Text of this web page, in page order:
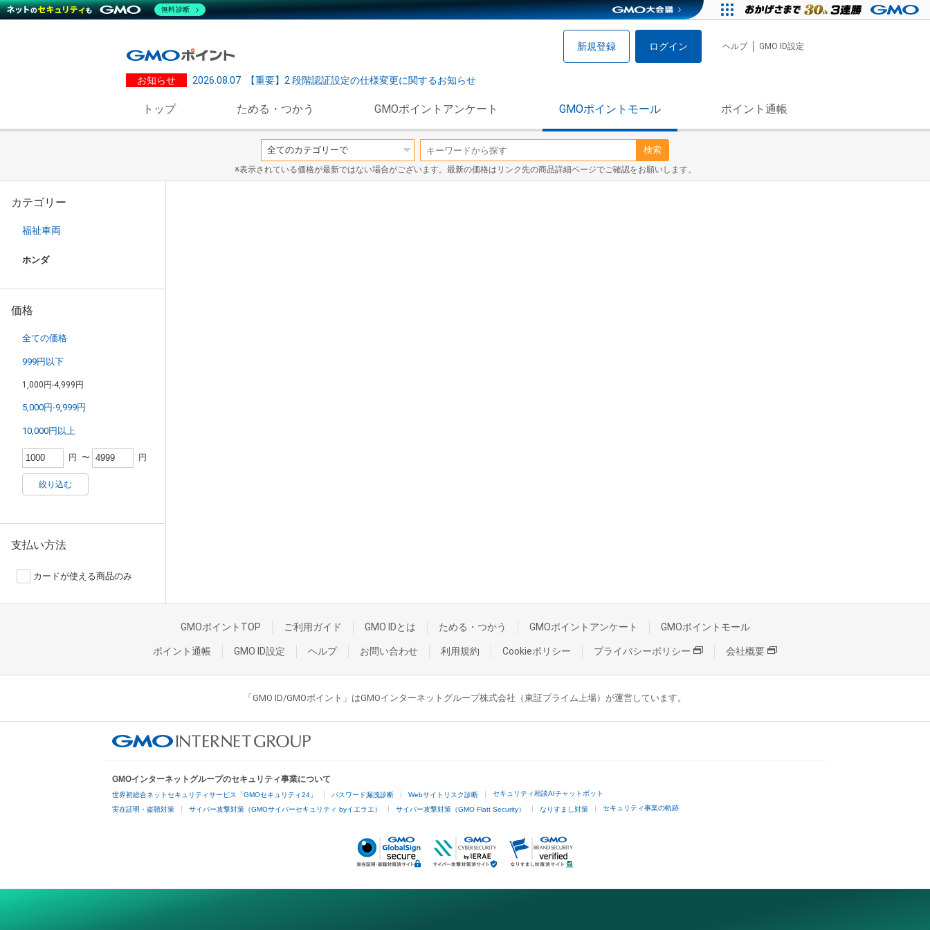
新規登録 ログイン ヘルプ GMO ID設定
お知らせ 2026.08.07 【重要】2 段階認証設定の仕様変更に関するお知らせ
トップ ためる・つかう GMOポイントアンケート GMOポイントモール ポイント通帳
検索
※表示されている価格が最新ではない場合がございます。最新の価格はリンク先の商品詳細ページでご確認をお願いします。
カテゴリー
福祉車両
ホンダ
価格
全ての価格
999円以下
1,000円-4,999円
5,000円-9,999円
10,000円以上
円 〜 円
絞り込む
支払い方法
カードが使える商品のみ
GMOポイントTOP ご利用ガイド GMO IDとは ためる・つかう GMOポイントアンケート GMOポイントモール
ポイント通帳 GMO ID設定 ヘルプ お問い合わせ 利用規約 Cookieポリシー プライバシーポリシー 会社概要
「GMO ID/GMOポイント」はGMOインターネットグループ株式会社（東証プライム上場）が運営しています。
GMOインターネットグループのセキュリティ事業について
世界初総合ネットセキュリティサービス「GMOセキュリティ24」 パスワード漏洩診断 Webサイトリスク診断 セキュリティ相談AIチャットボット
実在証明・盗聴対策 サイバー攻撃対策（GMOサイバーセキュリティ byイエラエ） サイバー攻撃対策（GMO Flatt Security） なりすまし対策 セキュリティ事業の軌跡
無料診断